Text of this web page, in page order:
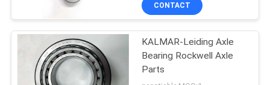
De Delen van de het
CONTACT
KALMAR-Leiding Axle
Bearing Rockwell Axle
Parts